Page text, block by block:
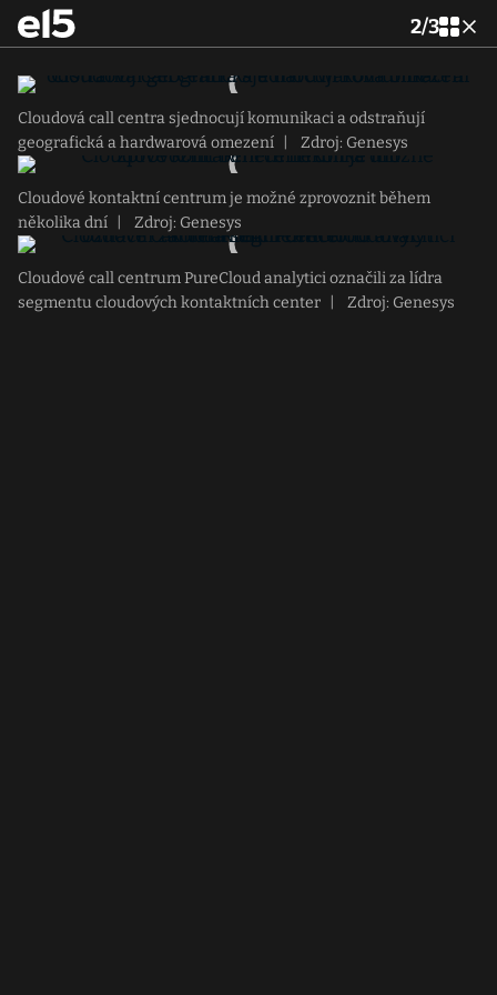
2/3
Cloudová call centra sjednocují komunikaci a odstraňují
geografická a hardwarová omezení
Zdroj: Genesys
Cloudové kontaktní centrum je možné zprovoznit během
několika dní
Zdroj: Genesys
Cloudové call centrum PureCloud analytici označili za lídra
segmentu cloudových kontaktních center
Zdroj: Genesys